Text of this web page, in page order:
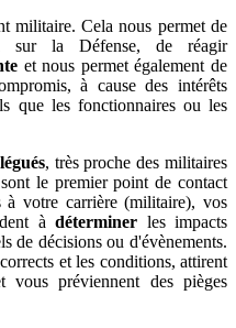
militaire. Cela nous permet de
sur la Défense, de réagir
et nous permet également de
à cause des intérêts
que les fonctionnaires ou les
, très proche des militaires
le premier point de contact
à votre carrière (militaire), vos
àdéterminer les impacts
de décisions ou d'évènements.
et les conditions, attirent
vous préviennent des pièges